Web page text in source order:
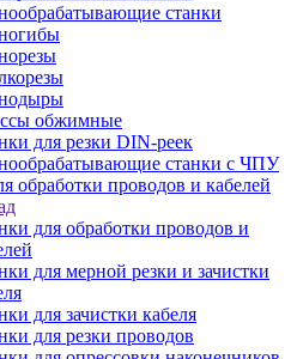
станки
обжимные
для резки DIN-реек
станки с ЧПУ
обработки проводов и кабелей
для обработки проводов и
для мерной резки и зачистки
для зачистки кабеля
для резки проводов